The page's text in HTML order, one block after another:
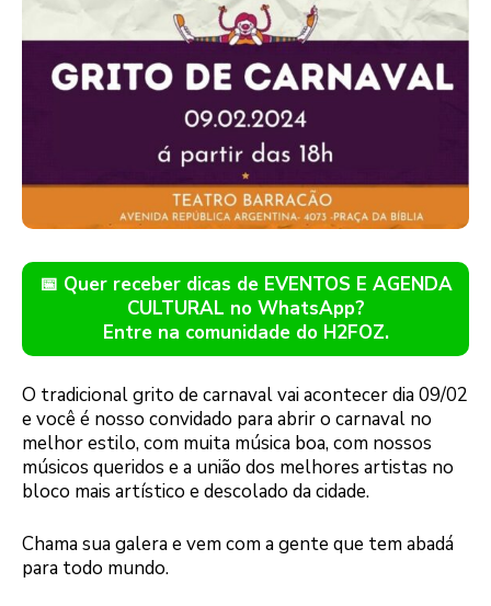
📅 Quer receber dicas de EVENTOS E AGENDA
CULTURAL no WhatsApp?
Entre na comunidade do H2FOZ.
O tradicional grito de carnaval vai acontecer dia 09/02
e você é nosso convidado para abrir o carnaval no
melhor estilo, com muita música boa, com nossos
músicos queridos e a união dos melhores artistas no
bloco mais artístico e descolado da cidade.
Chama sua galera e vem com a gente que tem abadá
para todo mundo.